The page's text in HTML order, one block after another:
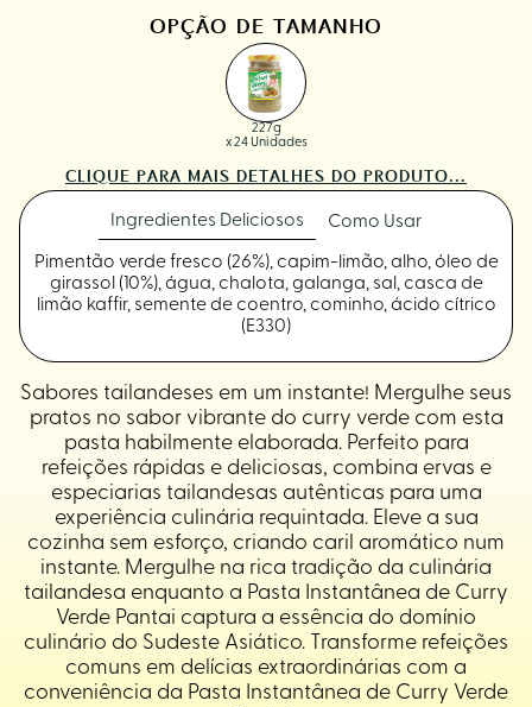
Sabores tailandeses em um instante! Mergulhe seus
pratos no sabor vibrante do curry verde com esta
pasta habilmente elaborada. Perfeito para
refeições rápidas e deliciosas, combina ervas e
especiarias tailandesas autênticas para uma
experiência culinária requintada. Eleve a sua
cozinha sem esforço, criando caril aromático num
instante. Mergulhe na rica tradição da culinária
tailandesa enquanto a Pasta Instantânea de Curry
Verde Pantai captura a essência do domínio
culinário do Sudeste Asiático. Transforme refeições
comuns em delícias extraordinárias com a
conveniência da Pasta Instantânea de Curry Verde
OPÇÃO DE TAMANHO
227g
x 24 Unidades
CLIQUE PARA MAIS DETALHES DO PRODUTO...
Ingredientes Deliciosos Como Usar
Pimentão verde fresco (26%), capim-limão, alho, óleo de
girassol (10%), água, chalota, galanga, sal, casca de
limão kaffir, semente de coentro, cominho, ácido cítrico
(E330)